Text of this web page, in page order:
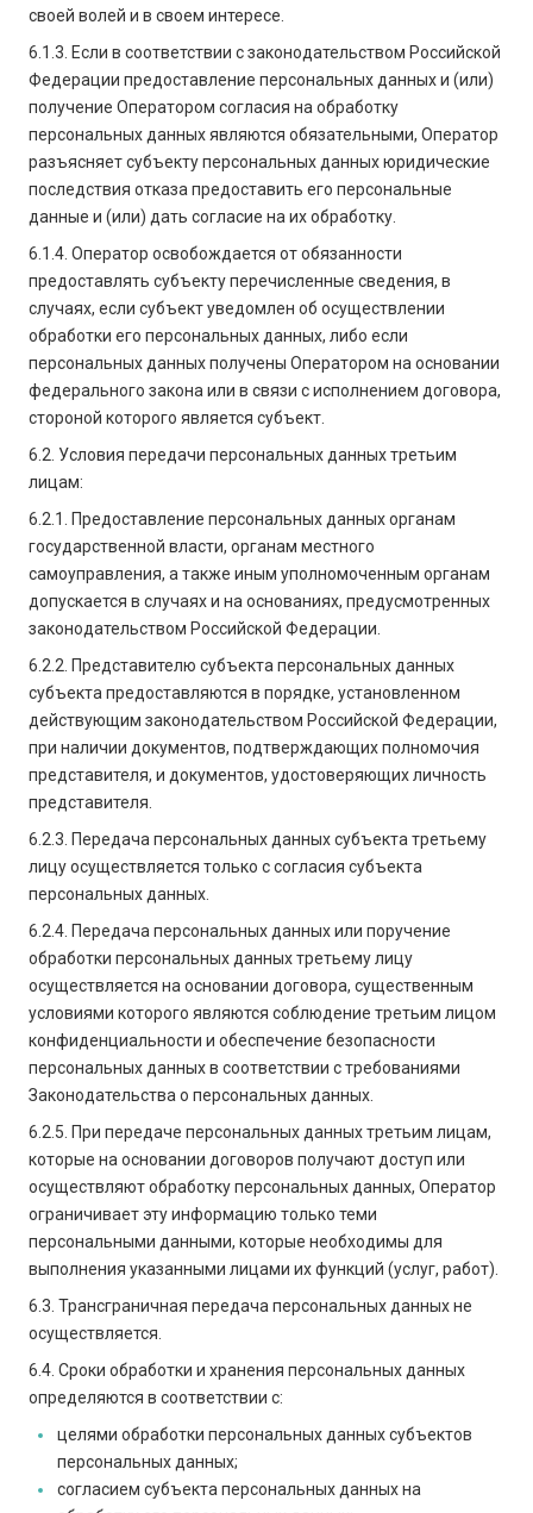
своей волей и в своем интересе.
6.1.3. Если в соответствии с законодательством Российской
Федерации предоставление персональных данных и (или)
получение Оператором согласия на обработку
персональных данных являются обязательными, Оператор
разъясняет субъекту персональных данных юридические
последствия отказа предоставить его персональные
данные и (или) дать согласие на их обработку.
6.1.4. Оператор освобождается от обязанности
предоставлять субъекту перечисленные сведения, в
случаях, если субъект уведомлен об осуществлении
обработки его персональных данных, либо если
персональных данных получены Оператором на основании
федерального закона или в связи с исполнением договора,
стороной которого является субъект.
6.2. Условия передачи персональных данных третьим
лицам:
6.2.1. Предоставление персональных данных органам
государственной власти, органам местного
самоуправления, а также иным уполномоченным органам
допускается в случаях и на основаниях, предусмотренных
законодательством Российской Федерации.
6.2.2. Представителю субъекта персональных данных
субъекта предоставляются в порядке, установленном
действующим законодательством Российской Федерации,
при наличии документов, подтверждающих полномочия
представителя, и документов, удостоверяющих личность
представителя.
6.2.3. Передача персональных данных субъекта третьему
лицу осуществляется только с согласия субъекта
персональных данных.
6.2.4. Передача персональных данных или поручение
обработки персональных данных третьему лицу
осуществляется на основании договора, существенным
условиями которого являются соблюдение третьим лицом
конфиденциальности и обеспечение безопасности
персональных данных в соответствии с требованиями
Законодательства о персональных данных.
6.2.5. При передаче персональных данных третьим лицам,
которые на основании договоров получают доступ или
осуществляют обработку персональных данных, Оператор
ограничивает эту информацию только теми
персональными данными, которые необходимы для
выполнения указанными лицами их функций (услуг, работ).
6.3. Трансграничная передача персональных данных не
осуществляется.
6.4. Сроки обработки и хранения персональных данных
определяются в соответствии с:
целями обработки персональных данных субъектов
персональных данных;
согласием субъекта персональных данных на